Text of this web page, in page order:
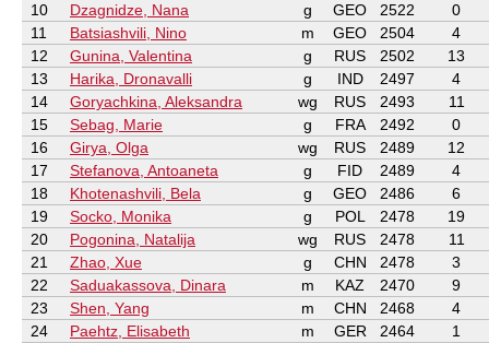
10
Dzagnidze, Nana g GEO 2522
0
11
Batsiashvili, Nino m GEO 2504
4
12
Gunina, Valentina g RUS 2502
13
13
Harika, Dronavalli g IND 2497
4
14
Goryachkina, Aleksandra wg RUS 2493
11
15
Sebag, Marie g FRA 2492
0
16
Girya, Olga wg RUS 2489
12
17
Stefanova, Antoaneta g FID 2489
4
18
Khotenashvili, Bela g GEO 2486
6
19
Socko, Monika g POL 2478
19
20
Pogonina, Natalija wg RUS 2478
11
21
Zhao, Xue g CHN 2478
3
22
Saduakassova, Dinara m KAZ 2470
9
23
Shen, Yang m CHN 2468
4
24
Paehtz, Elisabeth m GER 2464
1